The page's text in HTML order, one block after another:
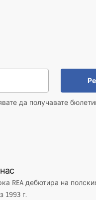
да получавате
REA дебютира на
1993 г.